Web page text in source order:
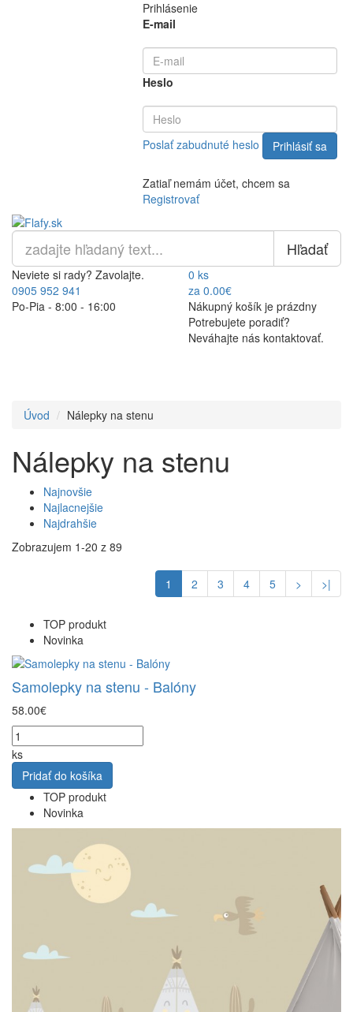
Prihlásenie
E-mail
Heslo
Poslať zabudnuté heslo
Zatiaľ nemám účet, chcem sa
Registrovať
Hľadať
Neviete si rady? Zavolajte.
0905 952 941
Po-Pia - 8:00 - 16:00
0 ks
za 0.00€
Nákupný košík je prázdny
Potrebujete poradiť?
Neváhajte nás kontaktovať.
Úvod Nálepky na stenu
Nálepky na stenu
Najnovšie
Najlacnejšie
Najdrahšie
Zobrazujem 1-20 z 89
1 2 3 4 5 > >|
TOP produkt
Novinka
Samolepky na stenu - Balóny
58.00€
ks
Pridať do košíka
TOP produkt
Novinka